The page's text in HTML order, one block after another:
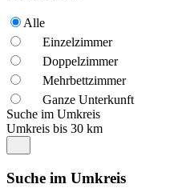
Alle
Einzelzimmer
Doppelzimmer
Mehrbettzimmer
Ganze Unterkunft
Suche im Umkreis
Umkreis bis 30 km
Suche im Umkreis